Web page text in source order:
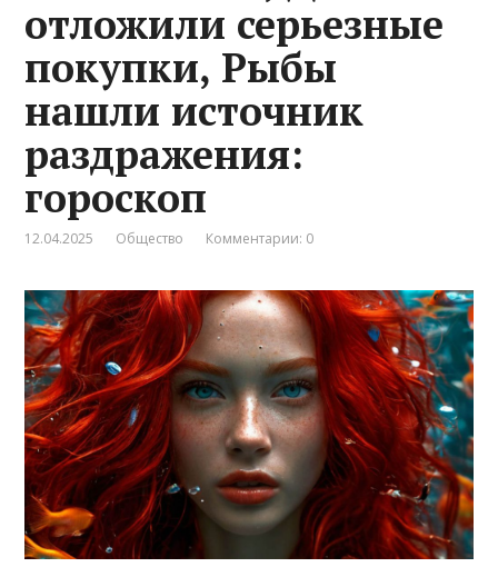
отложили серьезные
покупки, Рыбы
нашли источник
раздражения:
гороскоп
12.04.2025 Общество Комментарии: 0